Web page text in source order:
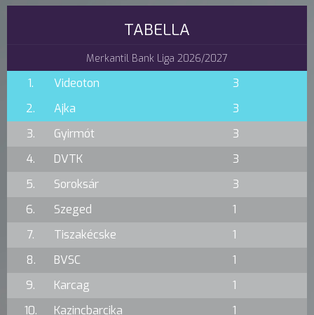
TABELLA
Merkantil Bank Liga 2026/2027
1. Videoton
3
2.
Ajka
3
3.
Gyirmót
3
4.
DVTK
3
5.
Soroksár
3
6.
Szeged
1
7.
Tiszakécske
1
8.
BVSC
1
9.
Karcag
1
10.
Kazincbarcika 1